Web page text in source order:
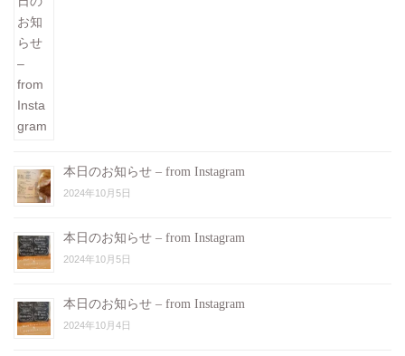
本日のお知らせ – from Instagram
2024年10月5日
本日のお知らせ – from Instagram
2024年10月5日
本日のお知らせ – from Instagram
2024年10月4日